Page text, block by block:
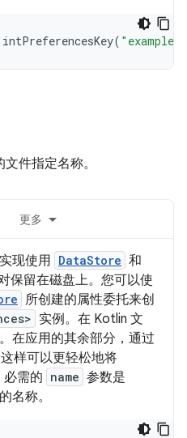
intPreferencesKey(
件指定名称。
更多
现使用 DataStore 和
保留在磁盘上。您可以使
所创建的属性委托来创
实例。在 Kotlin 文
在应用的其余部分，通过
样可以更轻松地将
需的 name 参数是
名称。